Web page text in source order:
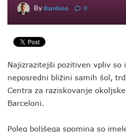
By Bambino 0
Najizrazitejši pozitiven vpliv so
neposredni bližini samih šol,
Centra za raziskovanje
Barceloni.
Poleg boljšega spomina so